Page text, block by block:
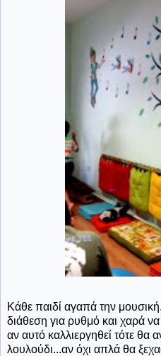
Κάθε παιδί αγαπά την
διάθεση για ρυθμό και χαρά να
αν αυτό καλλιεργηθεί τότε θα
λουλούδι...αν όχι απλά θα